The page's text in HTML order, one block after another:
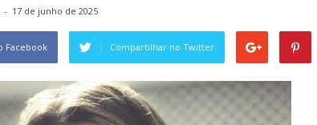
- 17 de junho de 2025
Facebook Compartilhar no Twitter